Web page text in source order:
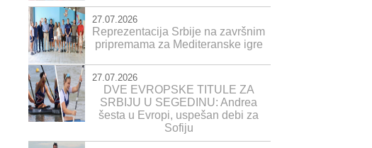
27.07.2026
Reprezentacija Srbije na završnim
pripremama za Mediteranske igre
27.07.2026
DVE EVROPSKE TITULE ZA
SRBIJU U SEGEDINU: Andrea
šesta u Evropi, uspešan debi za
Sofiju